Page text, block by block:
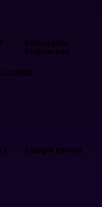
Rheinische
Eisbrecher
2 Cologne Ravens